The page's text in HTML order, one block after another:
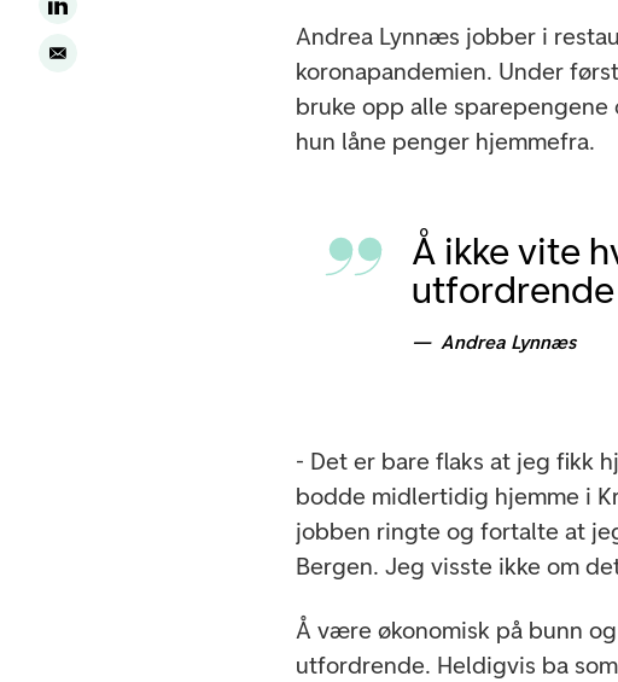
Andrea Lynnæs jobber i
koronapandemien. Under
bruke opp alle
hun låne penger hjemmefra.
Å ikke vite
utfordrende
Andrea Lynnæs
- Det er bare flaks at jeg fikk
bodde midlertidig hjemme i
jobben ringte og fortalte at
Bergen. Jeg visste ikke om
Å være økonomisk på bunn
utfordrende. Heldigvis ba